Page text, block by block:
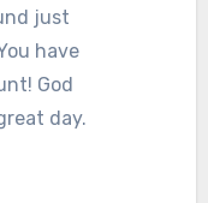
just
have
God
day.